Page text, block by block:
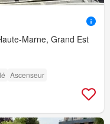
Marne, Grand Est
Ascenseur